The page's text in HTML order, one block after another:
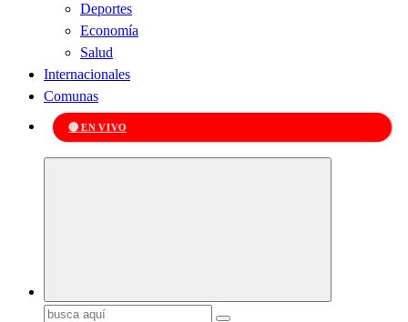
Deportes
Economía
Salud
Internacionales
Comunas
🔴 EN VIVO
Buscar: